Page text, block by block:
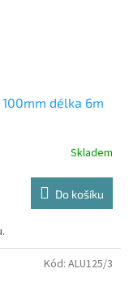
délka 6m
Skladem
Do košíku
Kód: ALU125/3